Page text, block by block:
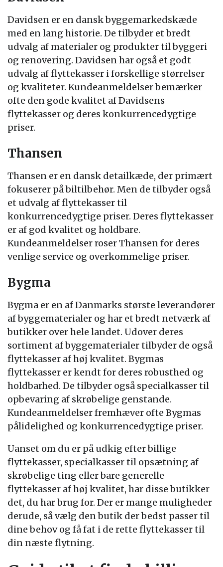
Davidsen er en dansk byggemarkedskæde
med en lang historie. De tilbyder et bredt
udvalg af materialer og produkter til byggeri
og renovering. Davidsen har også et godt
udvalg af flyttekasser i forskellige størrelser
og kvaliteter. Kundeanmeldelser bemærker
ofte den gode kvalitet af Davidsens
flyttekasser og deres konkurrencedygtige
priser.
Thansen
Thansen er en dansk detailkæde, der primært
fokuserer på biltilbehør. Men de tilbyder også
et udvalg af flyttekasser til
konkurrencedygtige priser. Deres flyttekasser
er af god kvalitet og holdbare.
Kundeanmeldelser roser Thansen for deres
venlige service og overkommelige priser.
Bygma
Bygma er en af Danmarks største leverandører
af byggematerialer og har et bredt netværk af
butikker over hele landet. Udover deres
sortiment af byggematerialer tilbyder de også
flyttekasser af høj kvalitet. Bygmas
flyttekasser er kendt for deres robusthed og
holdbarhed. De tilbyder også specialkasser til
opbevaring af skrøbelige genstande.
Kundeanmeldelser fremhæver ofte Bygmas
pålidelighed og konkurrencedygtige priser.
Uanset om du er på udkig efter billige
flyttekasser, specialkasser til opsætning af
skrøbelige ting eller bare generelle
flyttekasser af høj kvalitet, har disse butikker
det, du har brug for. Der er mange muligheder
derude, så vælg den butik der bedst passer til
dine behov og få fat i de rette flyttekasser til
din næste flytning.